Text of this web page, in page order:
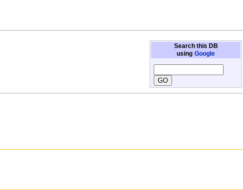
Search this DB
using Google